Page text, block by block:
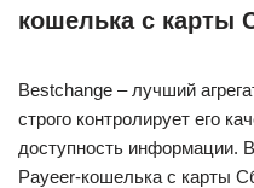
кошелька с карты
Bestchange – лучший
строго контролирует его
доступность информации.
Payeer-кошелька с карты